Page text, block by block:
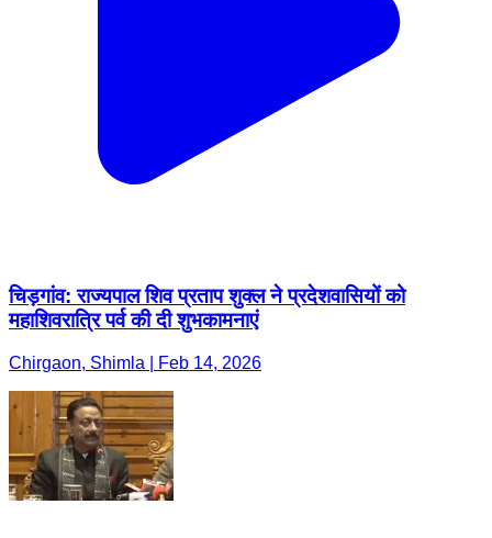
चिड़गांव: राज्यपाल शिव प्रताप शुक्ल ने प्रदेशवासियों को
महाशिवरात्रि पर्व की दी शुभकामनाएं
Chirgaon, Shimla | Feb 14, 2026